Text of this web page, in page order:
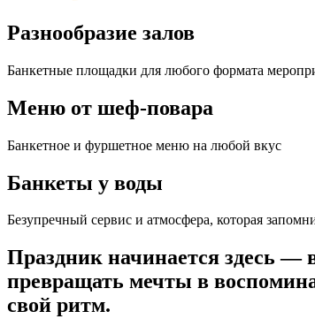
Разнообразие залов
Банкетные площадки для любого формата
Меню от шеф-повара
Банкетное и фуршетное меню на любой вкус
Банкеты у воды
Безупречный сервис и атмосфера, которая
Праздник начинается здесь
превращать мечты в
свой ритм.